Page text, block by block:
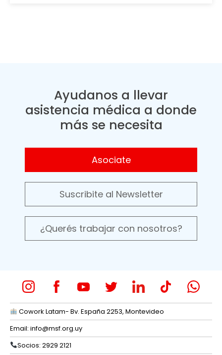
Ayudanos a llevar
asistencia médica a donde
más se necesita
Asociate
Suscribite al Newsletter
¿Querés trabajar con nosotros?
Cowork Latam- Bv. España 2253, Montevideo
Email: info@msf.org.uy
Socios: 2929 2121